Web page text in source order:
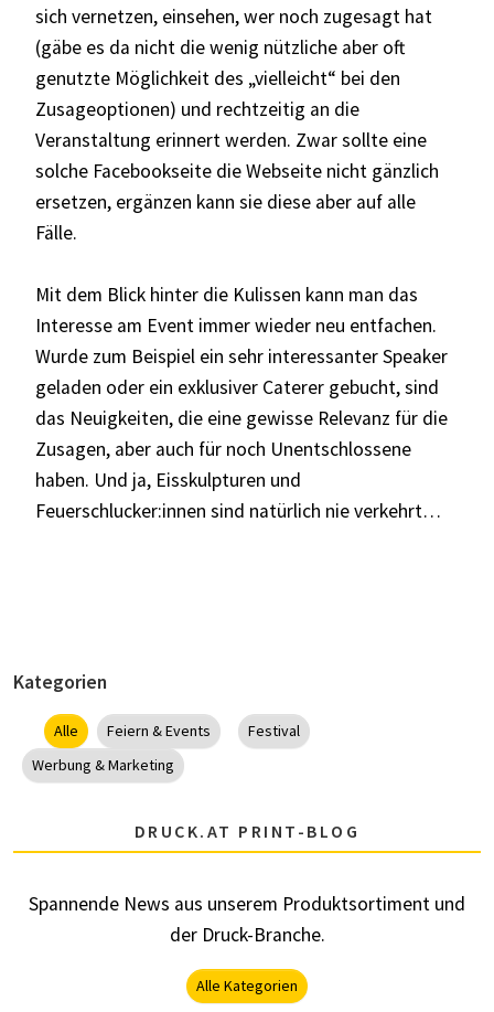
sich vernetzen, einsehen, wer noch zugesagt hat
(gäbe es da nicht die wenig nützliche aber oft
genutzte Möglichkeit des „vielleicht“ bei den
Zusageoptionen) und rechtzeitig an die
Veranstaltung erinnert werden. Zwar sollte eine
solche Facebookseite die Webseite nicht gänzlich
ersetzen, ergänzen kann sie diese aber auf alle
Fälle.
Mit dem Blick hinter die Kulissen kann man das
Interesse am Event immer wieder neu entfachen.
Wurde zum Beispiel ein sehr interessanter Speaker
geladen oder ein exklusiver Caterer gebucht, sind
das Neuigkeiten, die eine gewisse Relevanz für die
Zusagen, aber auch für noch Unentschlossene
haben. Und ja, Eisskulpturen und
Feuerschlucker:innen sind natürlich nie verkehrt…
Kategorien
Alle Feiern & Events
Festival
Werbung & Marketing
DRUCK.AT PRINT-BLOG
Spannende News aus unserem Produktsortiment und
der Druck-Branche.
Alle Kategorien